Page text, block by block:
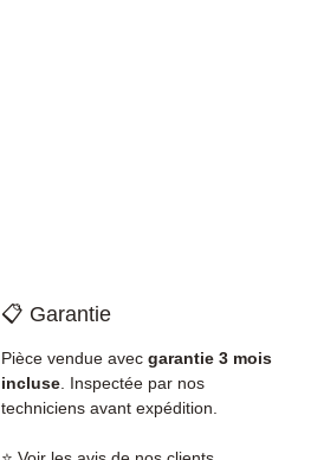
📋 Garantie
Pièce vendue avec garantie 3 mois
incluse . Inspectée par nos
techniciens avant expédition.